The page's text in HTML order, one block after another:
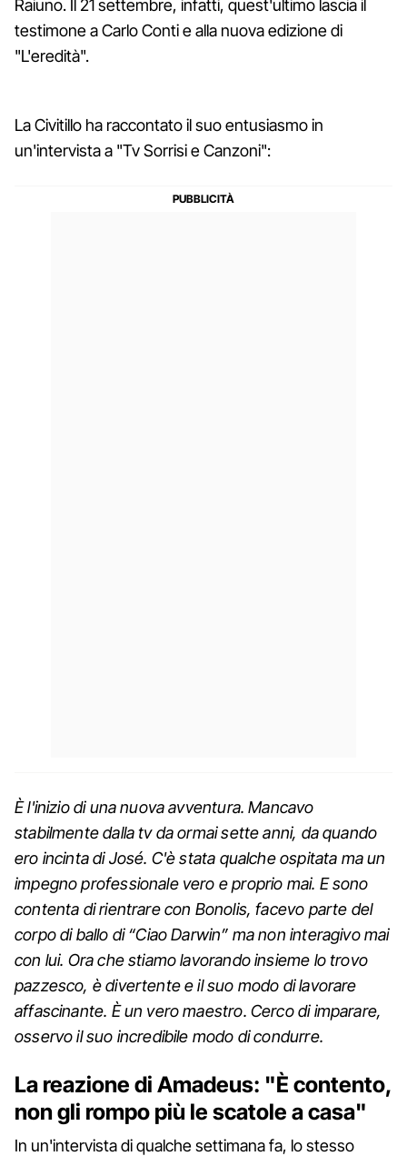
Raiuno. Il 21 settembre, infatti, quest'ultimo lascia il
testimone a Carlo Conti e alla nuova edizione di
"L'eredità".
La Civitillo ha raccontato il suo entusiasmo in
un'intervista a "Tv Sorrisi e Canzoni":
È l'inizio di una nuova avventura. Mancavo
stabilmente dalla tv da ormai sette anni, da quando
ero incinta di José. C'è stata qualche ospitata ma un
impegno professionale vero e proprio mai. E sono
contenta di rientrare con Bonolis, facevo parte del
corpo di ballo di “Ciao Darwin” ma non interagivo mai
con lui. Ora che stiamo lavorando insieme lo trovo
pazzesco, è divertente e il suo modo di lavorare
affascinante. È un vero maestro. Cerco di imparare,
osservo il suo incredibile modo di condurre.
La reazione di Amadeus: "È contento,
non gli rompo più le scatole a casa"
In un'intervista di qualche settimana fa, lo stesso